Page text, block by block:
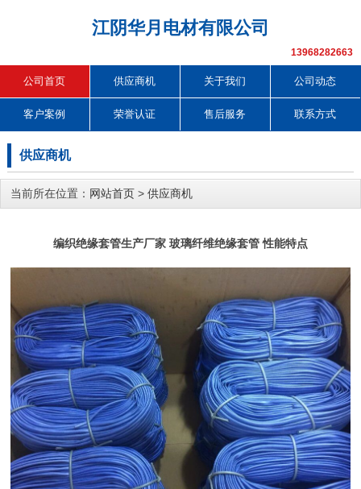
江阴华月电材有限公司
13968282663
公司首页 供应商机 关于我们 公司动态
客户案例 荣誉认证 售后服务 联系方式
供应商机
当前所在位置： 网站首页 > 供应商机
编织绝缘套管生产厂家 玻璃纤维绝缘套管 性能特点